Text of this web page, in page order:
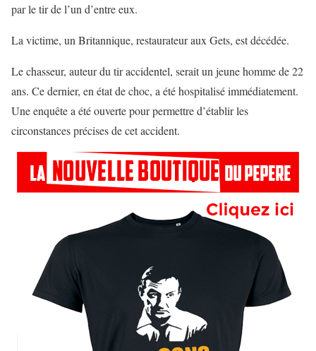
par le tir de l’un d’entre eux.
La victime, un Britannique, restaurateur aux Gets, est décédée.
Le chasseur, auteur du tir accidentel, serait un jeune homme de 22
ans. Ce dernier, en état de choc, a été hospitalisé immédiatement.
Une enquête a été ouverte pour permettre d’établir les
circonstances précises de cet accident.